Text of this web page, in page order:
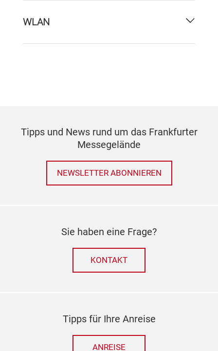
WLAN
Tipps und News rund um das Frankfurter
Messegelände
NEWSLETTER ABONNIEREN
Sie haben eine Frage?
KONTAKT
Tipps für Ihre Anreise
ANREISE